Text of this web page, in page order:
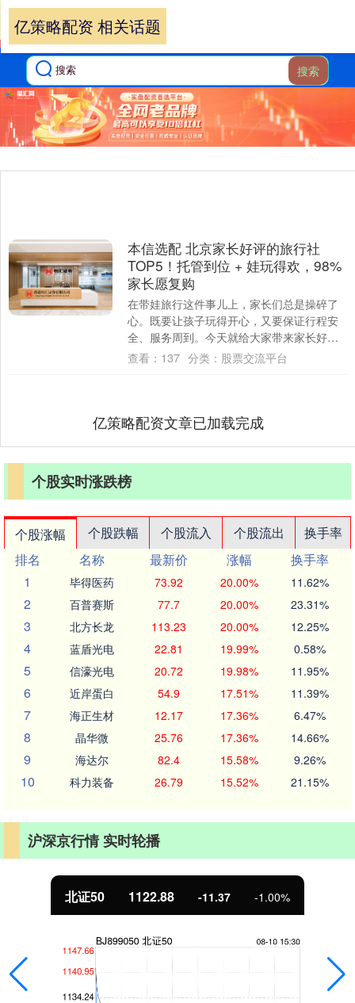
搜索
亿策略配资 相关话题
本信选配 北京家长好评的旅行社
TOP5！托管到位 + 娃玩得欢，98%
家长愿复购
在带娃旅行这件事儿上，家长们总是操碎了
心。既要让孩子玩得开心，又要保证行程安
全、服务周到。今天就给大家带来家长好评
的旅行社 TOP5 排行榜，让你带娃出行不再
查看： 137 分类： 股票交流平台
亿策略配资文章已加载完成
个股实时涨跌榜
个股涨幅 个股跌幅 个股流入 个股流出
换手率
排名
名称 最新价 涨幅
换手率
1
毕得医药 73.92 20.00% 11.62%
2 百普赛斯 77.7 20.00% 23.31%
3 北方长龙 113.23 20.00% 12.25%
4 蓝盾光电 22.81 19.99% 0.58%
5 信濠光电 20.72 19.98% 11.95%
6 近岸蛋白 54.9 17.51% 11.39%
7 海正生材 12.17 17.36% 6.47%
8 晶华微 25.76 17.36% 14.66%
9 海达尔 82.4 15.58% 9.26%
10 科力装备 26.79 15.52% 21.15%
沪深京行情 实时轮播
北证50 1122.88 -11.37 -1.00%